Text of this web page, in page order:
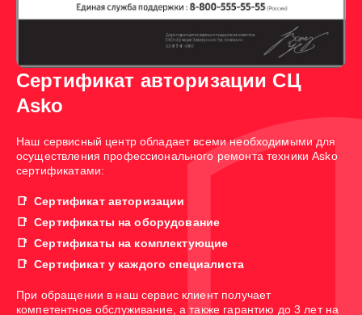
Сертификат авторизации СЦ
Asko
Наш сервисный центр обладает всеми необходимыми для
осуществления профессионального ремонта техники Asko
сертификатами:
Сертификат авторизации
Сертификаты на оборудование
Сертификаты на комплектующие
Сертификат у каждого специалиста
При обращении в наш сервис клиент получает
компетентное обслуживание, а также гарантию до 3 лет на